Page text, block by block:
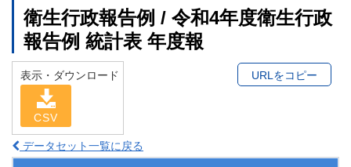
衛生行政報告例 / 令和4年度衛生行政
報告例 統計表 年度報
表示・ダウンロード
CSV
URLをコピー
データセット一覧に戻る